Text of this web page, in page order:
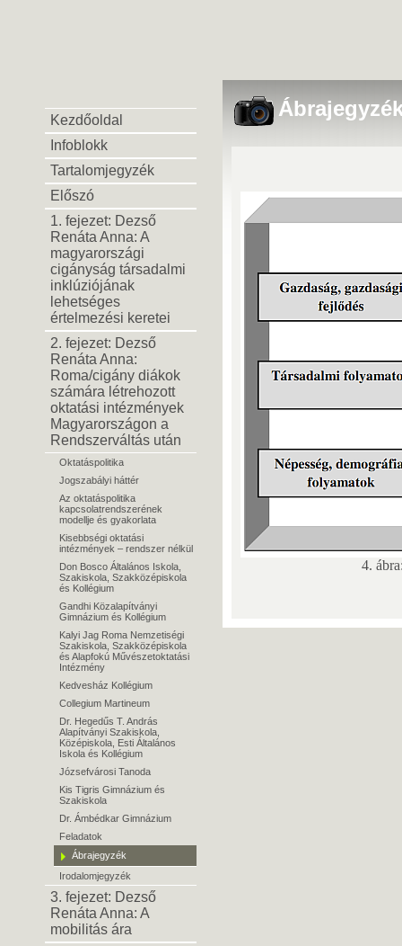
Kezdőoldal
Infoblokk
Tartalomjegyzék
Előszó
1. fejezet: Dezső
Renáta Anna: A
magyarországi
cigányság társadalmi
inklúziójának
lehetséges
értelmezési keretei
2. fejezet: Dezső
Renáta Anna:
Roma/cigány diákok
számára létrehozott
oktatási intézmények
Magyarországon a
Rendszerváltás után
Oktatáspolitika
Jogszabályi háttér
Az oktatáspolitika
kapcsolatrendszerének
modellje és gyakorlata
Kisebbségi oktatási
intézmények – rendszer nélkül
Don Bosco Általános Iskola,
Szakiskola, Szakközépiskola
és Kollégium
Gandhi Közalapítványi
Gimnázium és Kollégium
Kalyi Jag Roma Nemzetiségi
Szakiskola, Szakközépiskola
és Alapfokú Művészetoktatási
Intézmény
Kedvesház Kollégium
Collegium Martineum
Dr. Hegedűs T. András
Alapítványi Szakiskola,
Középiskola, Esti Általános
Iskola és Kollégium
Józsefvárosi Tanoda
Kis Tigris Gimnázium és
Szakiskola
Dr. Ámbédkar Gimnázium
Feladatok
Ábrajegyzék
Irodalomjegyzék
3. fejezet: Dezső
Renáta Anna: A
mobilitás ára
4.